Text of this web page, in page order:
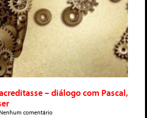
– diálogo com Pascal,
comentário